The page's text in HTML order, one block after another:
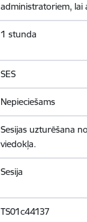
administratoriem, lai
1 stunda
SES
Nepieciešams
Sesijas uzturēšana
viedokļa.
Sesija
TS01c44137